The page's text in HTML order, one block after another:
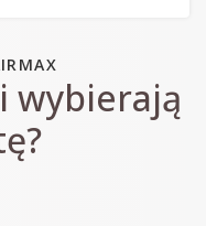
wybierają